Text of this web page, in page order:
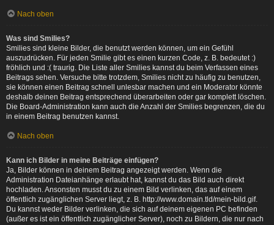
Nach oben
Was sind Smilies?
Smilies sind kleine Bilder, die benutzt werden können, um ein Gefühl
auszudrücken. Für jeden Smilie gibt es einen kurzen Code, z. B. bedeutet :)
fröhlich und :( traurig. Die Liste aller Smilies kannst du beim Verfassen eines
Beitrags sehen. Versuche bitte trotzdem, Smilies nicht zu häufig zu benutzen,
sie können einen Beitrag schnell unlesbar machen und ein Moderator könnte
deshalb deinen Beitrag entsprechend überarbeiten oder gar komplett löschen.
Die Board-Administration kann auch die Anzahl der Smilies begrenzen, die du
in einem Beitrag benutzen kannst.
Nach oben
Kann ich Bilder in meine Beiträge einfügen?
Ja, Bilder können in deinem Beitrag angezeigt werden. Wenn die
Administration Dateianhänge erlaubt hat, kannst du das Bild auch direkt
hochladen. Ansonsten musst du zu einem Bild verlinken, das auf einem
öffentlich zugänglichen Server liegt, z. B. http://www.domain.tld/mein-bild.gif.
Du kannst weder Bilder verlinken, die sich auf deinem eigenen PC befinden
(außer es ist ein öffentlich zugänglicher Server), noch zu Bildern, die nur nach